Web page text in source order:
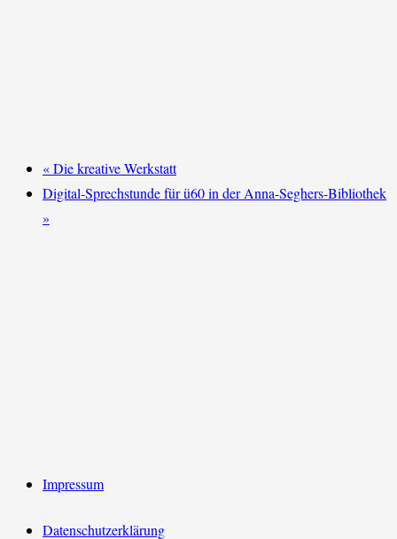
«Die kreative Werkstatt
Digital-Sprechstunde für ü60 in der Anna-Seghers-Bibliothek
»
Impressum
Datenschutzerklärung